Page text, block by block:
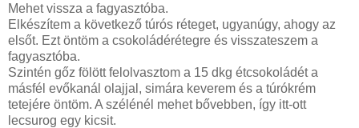
Mehet vissza a fagyasztóba.
Elkészítem a következő túrós réteget, ugyanúgy, ahogy az
elsőt. Ezt öntöm a csokoládérétegre és visszateszem a
fagyasztóba.
Szintén gőz fölött felolvasztom a 15 dkg étcsokoládét a
másfél evőkanál olajjal, simára keverem és a túrókrém
tetejére öntöm. A szélénél mehet bővebben, így itt-ott
lecsurog egy kicsit.